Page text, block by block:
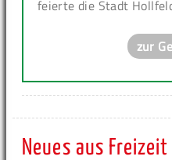
feierte die Stadt
zur
Neues aus Freizeit